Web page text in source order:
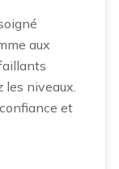
aux
les niveaux.
et